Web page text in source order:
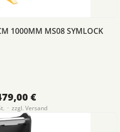
1000MM MS08 SYMLOCK
€
· zzgl. Versand